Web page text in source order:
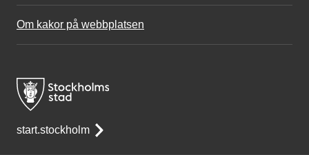
Om kakor på webbplatsen
start.stockholm